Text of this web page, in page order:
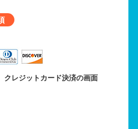
クレジットカード決済の画面